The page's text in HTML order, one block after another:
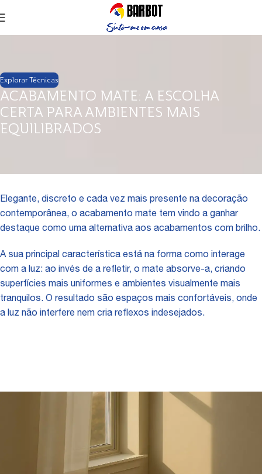
Explorar Técnicas
ACABAMENTO MATE: A ESCOLHA
CERTA PARA AMBIENTES MAIS
EQUILIBRADOS
Elegante, discreto e cada vez mais presente na decoração
contemporânea, o acabamento mate tem vindo a ganhar
destaque como uma alternativa aos acabamentos com brilho.
A sua principal característica está na forma como interage
com a luz: ao invés de a refletir, o mate absorve-a, criando
superfícies mais uniformes e ambientes visualmente mais
tranquilos. O resultado são espaços mais confortáveis, onde
a luz não interfere nem cria reflexos indesejados.